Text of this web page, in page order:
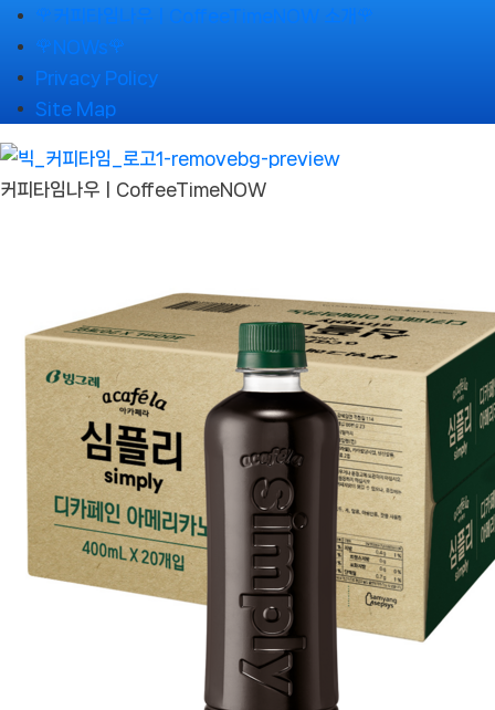
Skip
to
content
🌹커피타임나우ㅣCoffeeTimeNOW 소개🌹
🌹NOWs🌹
Privacy Policy
Site Map
커피타임나우ㅣCoffeeTimeNOW